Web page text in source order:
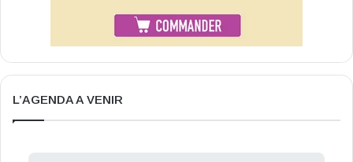
L’AGENDA A VENIR